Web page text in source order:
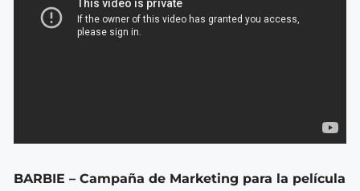
BARBIE – Campaña de Marketing para la película